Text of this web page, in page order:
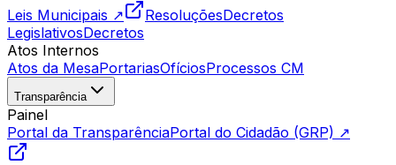
Leis Municipais ↗
ResoluçõesDecretos
LegislativosDecretos
Atos Internos
Atos da MesaPortariasOfíciosProcessos CM
Transparência
Painel
Portal da TransparênciaPortal do Cidadão (GRP) ↗